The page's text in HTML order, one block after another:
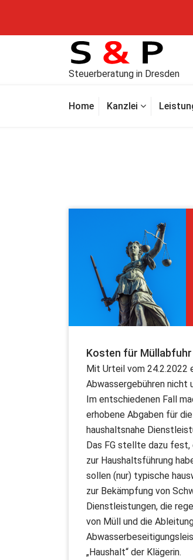
Steuerberatung in Dresden
Home Kanzlei
Kosten für
Mit Urteil vom 24.2.2022
Abwassergebühren nicht
Im entschiedenen Fall
erhobene Abgaben für
haushaltsnahe
Das FG stellte dazu fest,
zur Haushaltsführung
sollen (nur) typische
zur Bekämpfung von
Dienstleistungen, die
von Müll und die
„Haushalt“ der Klägerin.